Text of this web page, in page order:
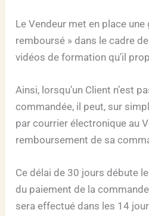
Le Vendeur met en place
remboursé » dans le cadre
vidéos de formation qu’il
Ainsi, lorsqu’un Client n’est
commandée, il peut, sur
par courrier électronique au
remboursement de sa
Ce délai de 30 jours débute
du paiement de la
sera effectué dans les 14